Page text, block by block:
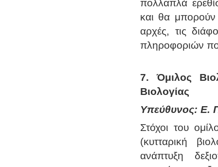
πολλαπλά
και θα μπορούν
αρχές, τις
πληροφοριών
7. Όμιλος
Βιολογίας
Υπεύθυνος: Ε.
Στόχοι του
(κυτταρική
ανάπτυξη